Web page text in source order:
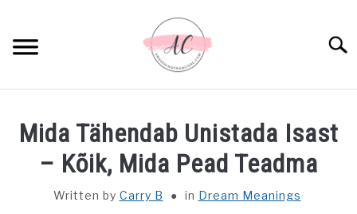
content
SPIRITUAL MEANINGS
DREAM MEANINGS
Mida Tähendab Unistada Isast
– Kõik, Mida Pead Teadma
Written by Carry B in Dream Meanings